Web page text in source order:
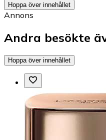
Hoppa över innehållet
Annons
Andra besökte
Hoppa över innehållet